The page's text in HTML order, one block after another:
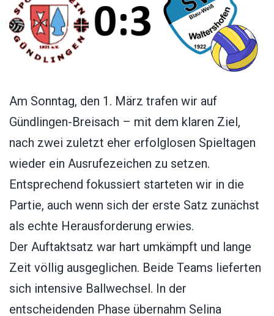
Am Sonntag, den 1. März trafen wir auf
Gündlingen-Breisach – mit dem klaren Ziel,
nach zwei zuletzt eher erfolglosen Spieltagen
wieder ein Ausrufezeichen zu setzen.
Entsprechend fokussiert starteten wir in die
Partie, auch wenn sich der erste Satz zunächst
als echte Herausforderung erwies.
Der Auftaktsatz war hart umkämpft und lange
Zeit völlig ausgeglichen. Beide Teams lieferten
sich intensive Ballwechsel. In der
entscheidenden Phase übernahm Selina